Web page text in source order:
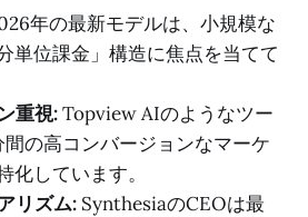
年の最新モデルは、小規模な
単位課金」構造に焦点を当てて
重視:Topview AIのようなツー
の高コンバージョンなマーケ
化しています。
リズム: SynthesiaのCEOは最